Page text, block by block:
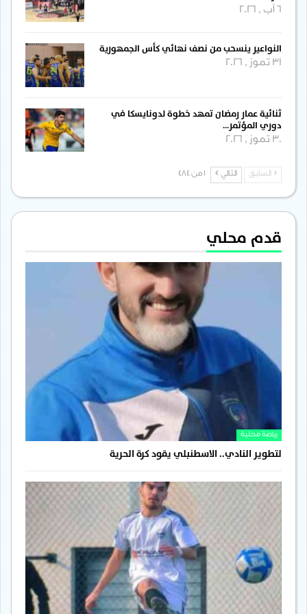
النواعير ينسحب من نصف نهائي كأس الجمهورية
31 تموز , 2026
ثنائية عمار رمضان تمهد خطوة لدونايسكا في
دوري المؤتمر…
30 تموز , 2026
السابق التالي
قدم محلي
رياضة محلية
لتطوير النادي.. الاسطنبلي يقود كرة الحرية